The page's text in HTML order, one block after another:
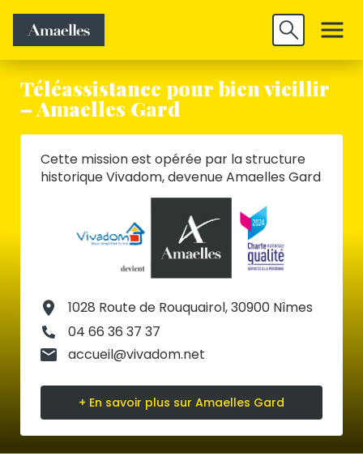
Découvrir
Téléassistance pour bien vieillir
– Amaelles Gard
Cette mission est opérée par la structure
historique Vivadom, devenue Amaelles Gard
1028 Route de Rouquairol, 30900 Nîmes
04 66 36 37 37
accueil@vivadom.net
+ En savoir plus sur Amaelles Gard